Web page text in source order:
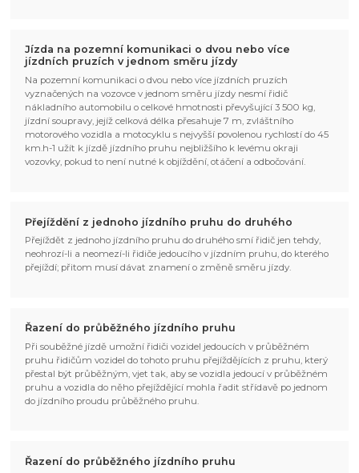
Jízda na pozemní komunikaci o dvou nebo více
jízdních pruzích v jednom směru jízdy
Na pozemní komunikaci o dvou nebo více jízdních pruzích
vyznačených na vozovce v jednom směru jízdy nesmí řidič
nákladního automobilu o celkové hmotnosti převyšující 3 500 kg,
jízdní soupravy, jejíž celková délka přesahuje 7 m, zvláštního
motorového vozidla a motocyklu s nejvyšší povolenou rychlostí do 45
km.h-1 užít k jízdě jízdního pruhu nejbližšího k levému okraji
vozovky, pokud to není nutné k objíždění, otáčení a odbočování.
Přejíždění z jednoho jízdního pruhu do druhého
Přejíždět z jednoho jízdního pruhu do druhého smí řidič jen tehdy,
neohrozí-li a neomezí-li řidiče jedoucího v jízdním pruhu, do kterého
přejíždí; přitom musí dávat znamení o změně směru jízdy.
Řazení do průběžného jízdního pruhu
Při souběžné jízdě umožní řidiči vozidel jedoucích v průběžném
pruhu řidičům vozidel do tohoto pruhu přejíždějících z pruhu, který
přestal být průběžným, vjet tak, aby se vozidla jedoucí v průběžném
pruhu a vozidla do něho přejíždějící mohla řadit střídavě po jednom
do jízdního proudu průběžného pruhu.
Řazení do průběžného jízdního pruhu